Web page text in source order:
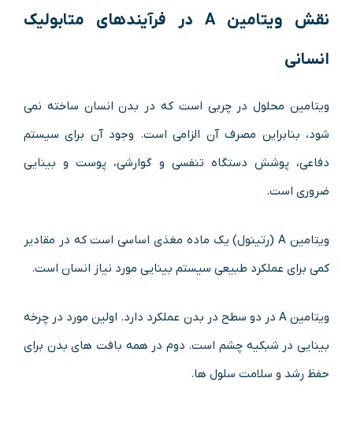
نقش ویتامین A در فرآیندهای متابولیک
انسانی
ویتامین محلول در چربی است که در بدن انسان ساخته نمی
شود، بنابراین مصرف آن الزامی است. وجود آن برای سیستم
دفاعی، پوشش دستگاه تنفسی و گوارشی، پوست و بینایی
ضروری است.
ویتامین A (رتینول) یک ماده مغذی اساسی است که در مقادیر
کمی برای عملکرد طبیعی سیستم بینایی مورد نیاز انسان است.
ویتامین A در دو سطح در بدن عملکرد دارد. اولین مورد در چرخه
بینایی در شبکیه چشم است. دوم در همه بافت های بدن برای
حفظ رشد و سلامت سلول ها.